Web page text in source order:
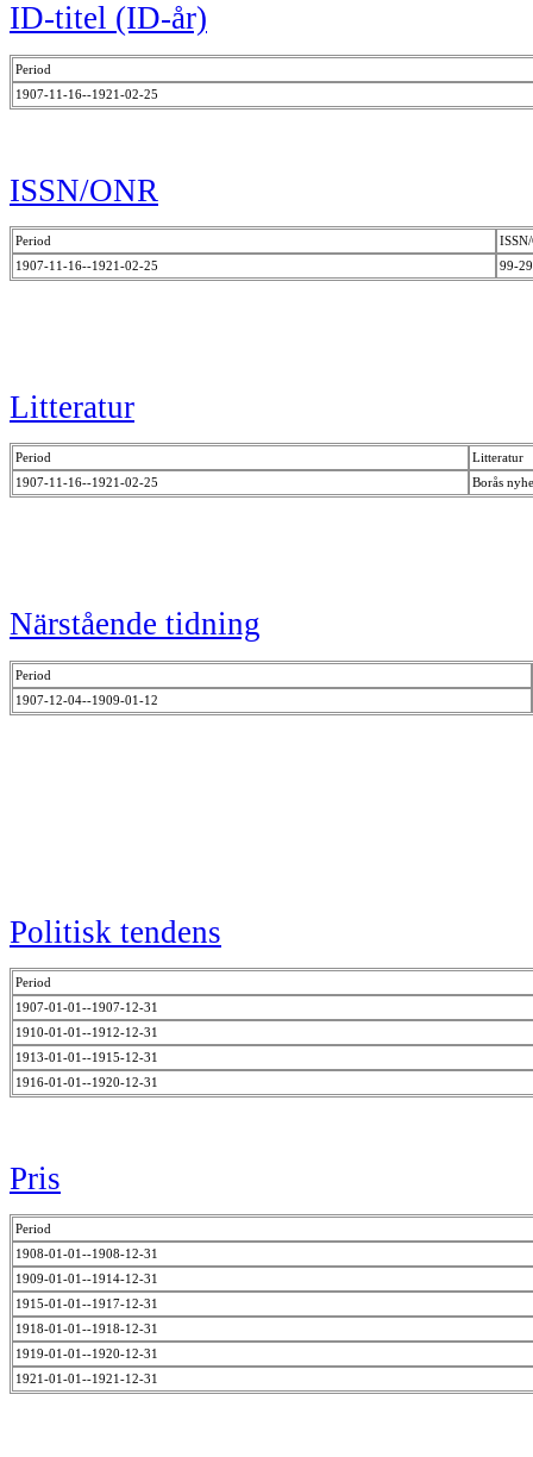
ID-titel (ID-år)
Period
1907-11-16--1921-02-25
ISSN/ONR
Period
1907-11-16--1921-02-25
99-
Litteratur
Period
Litteratur
1907-11-16--1921-02-25
Borås
Närstående tidning
Period
1907-12-04--1909-01-12
Politisk tendens
Period
1907-01-01--1907-12-31
1910-01-01--1912-12-31
1913-01-01--1915-12-31
1916-01-01--1920-12-31
Pris
Period
1908-01-01--1908-12-31
1909-01-01--1914-12-31
1915-01-01--1917-12-31
1918-01-01--1918-12-31
1919-01-01--1920-12-31
1921-01-01--1921-12-31